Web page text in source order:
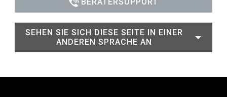
SEHEN SIE SICH DIESE SEITE IN EINER
ANDEREN SPRACHE AN